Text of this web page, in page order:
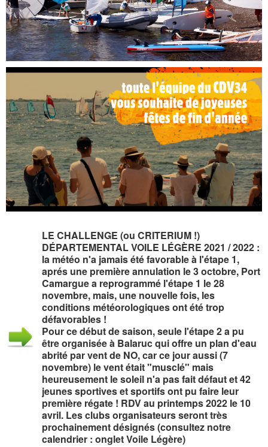
LE CHALLENGE (ou CRITERIUM !)
DÉPARTEMENTAL VOILE LÉGÈRE 2021 / 2022 :
la météo n'a jamais été favorable à l'étape 1,
aprés une première annulation le 3 octobre, Port
Camargue a reprogrammé l'étape 1 le 28
novembre, mais, une nouvelle fois, les
conditions météorologiques ont été trop
défavorables !
Pour ce début de saison, seule l'étape 2 a pu
être organisée à Balaruc qui offre un plan d'eau
abrité par vent de NO, car ce jour aussi (7
novembre) le vent était "musclé" mais
heureusement le soleil n'a pas fait défaut et 42
jeunes sportives et sportifs ont pu faire leur
première régate ! RDV au printemps 2022 le 10
avril. Les clubs organisateurs seront très
prochainement désignés (consultez notre
calendrier : onglet Voile Légère)